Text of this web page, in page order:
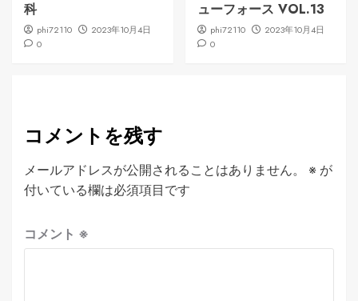
科
phi72110
2023年10月4日
0
ューフォース VOL.13
phi72110
2023年10月4日
0
コメントを残す
メールアドレスが公開されることはありません。 ※ が
付いている欄は必須項目です
コメント ※